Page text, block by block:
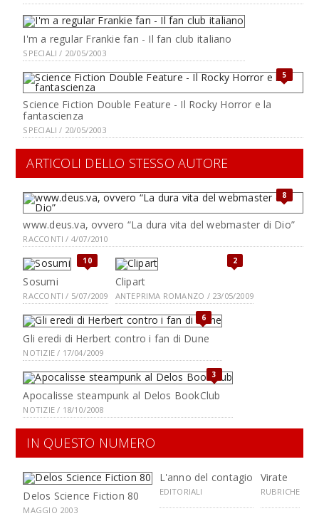
I'm a regular Frankie fan - Il fan club italiano
SPECIALI / 20/05/2003
5
Science Fiction Double Feature - Il Rocky Horror e la
fantascienza
SPECIALI / 20/05/2003
ARTICOLI DELLO STESSO AUTORE
8
www.deus.va, ovvero “La dura vita del webmaster di Dio”
RACCONTI / 4/07/2010
10
Sosumi
RACCONTI / 5/07/2009
2
Clipart
ANTEPRIMA ROMANZO / 23/05/2009
6
Gli eredi di Herbert contro i fan di Dune
NOTIZIE / 17/04/2009
3
Apocalisse steampunk al Delos BookClub
NOTIZIE / 18/10/2008
IN QUESTO NUMERO
Delos Science Fiction 80
MAGGIO 2003
L'anno del contagio
EDITORIALI
Virate
RUBRICHE